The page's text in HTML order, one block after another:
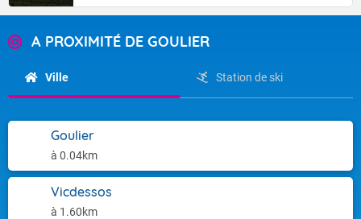
A PROXIMITÉ DE GOULIER
Ville Station de ski
Goulier
à 0.04km
Vicdessos
à 1.60km